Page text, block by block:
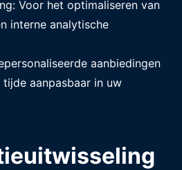
Voor het optimaliseren van
interne analytische
aanbiedingen
aanpasbaar in uw